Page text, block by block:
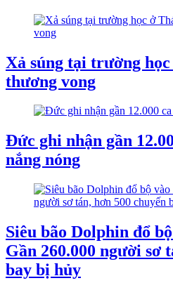
Xả súng tại trường
thương vong
Đức ghi nhận gần
nắng nóng
Siêu bão Dolphin đổ
Gần 260.000 người sơ
bay bị hủy